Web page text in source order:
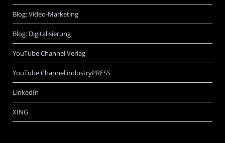
Blog: Video-Marketing
Blog: Digitalisierung
YouTube Channel Verlag
YouTube Channel industryPRESS
LinkedIn
XING